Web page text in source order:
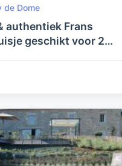
de Dome
authentiek Frans
geschikt voor 2